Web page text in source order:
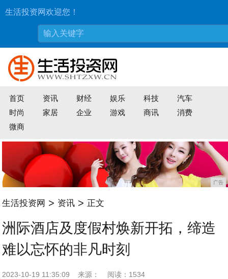
生活投资网欢迎您！
首页 资讯 财经 娱乐 科技
汽车
时尚
家居 企业 游戏 商讯
消费
微商
广告
生活投资网 > 资讯 > 正文
洲际酒店及度假村焕新开拓，缔造
难以忘怀的非凡时刻
2023-10-19 11:35:09 来源：
阅读：1534